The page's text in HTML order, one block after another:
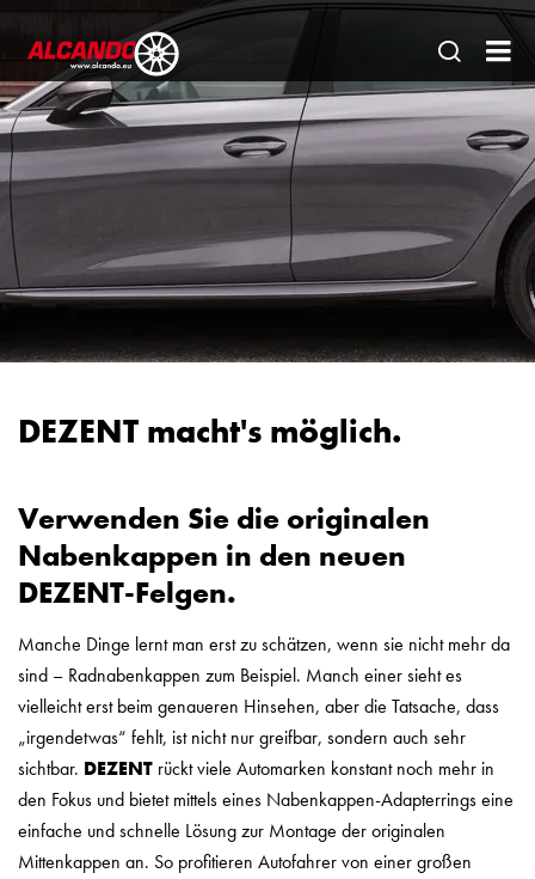
öffnen
|
Ein
für
DEZENT macht's möglich.
Verwenden Sie die originalen
Nabenkappen in den neuen
DEZENT-Felgen.
Manche Dinge lernt man erst zu schätzen, wenn sie nicht mehr da
sind – Radnabenkappen zum Beispiel. Manch einer sieht es
vielleicht erst beim genaueren Hinsehen, aber die Tatsache, dass
„irgendetwas“ fehlt, ist nicht nur greifbar, sondern auch sehr
sichtbar. DEZENT rückt viele Automarken konstant noch mehr in
den Fokus und bietet mittels eines Nabenkappen-Adapterrings eine
einfache und schnelle Lösung zur Montage der originalen
Mittenkappen an. So profitieren Autofahrer von einer großen